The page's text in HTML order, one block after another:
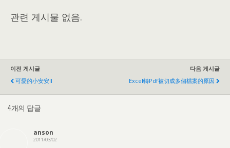
관련 게시물 없음.
이전 게시글
可愛的小安安II
다음 게시글
Excel轉pdf被切成多個檔案的原因
4개의 답글
anson
2011/03/02